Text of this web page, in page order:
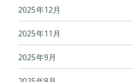
2025年12月
2025年11月
2025年9月